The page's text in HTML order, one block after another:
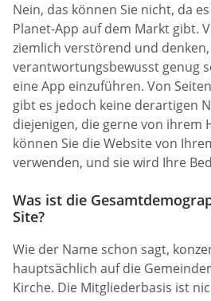
Nein, das können Sie nicht, da
Planet-App auf dem Markt gibt.
ziemlich verstörend und
verantwortungsbewusst genug
eine App einzuführen. Von
gibt es jedoch keine derartigen
diejenigen, die gerne von ihrem
können Sie die Website von
verwenden, und sie wird Ihre
Was ist die
Site?
Wie der Name schon sagt,
hauptsächlich auf die
Kirche. Die Mitgliederbasis ist